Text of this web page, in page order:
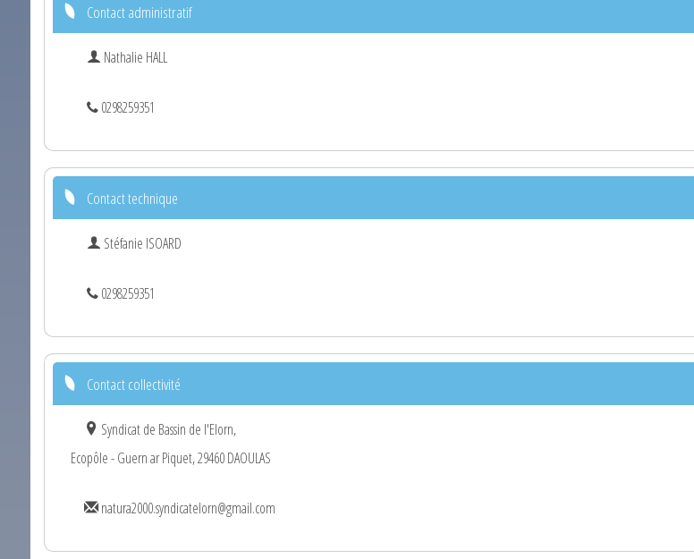
Contact administratif
Nathalie HALL
0298259351
Contact technique
Stéfanie ISOARD
0298259351
Contact collectivité
Syndicat de Bassin de l'Elorn,
Ecopôle - Guern ar Piquet, 29460 DAOULAS
natura2000.syndicatelorn@gmail.com